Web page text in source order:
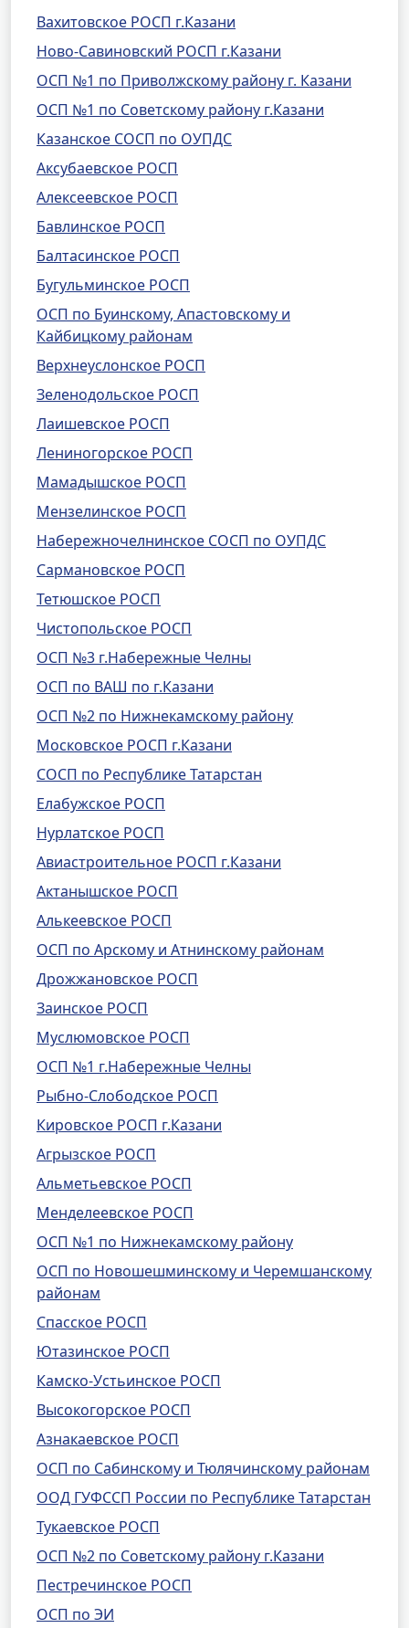
Вахитовское РОСП г.Казани
Ново-Савиновский РОСП г.Казани
ОСП №1 по Приволжскому району г. Казани
ОСП №1 по Советскому району г.Казани
Казанское СОСП по ОУПДС
Аксубаевское РОСП
Алексеевское РОСП
Бавлинское РОСП
Балтасинское РОСП
Бугульминское РОСП
ОСП по Буинскому, Апастовскому и
Кайбицкому районам
Верхнеуслонское РОСП
Зеленодольское РОСП
Лаишевское РОСП
Лениногорское РОСП
Мамадышское РОСП
Мензелинское РОСП
Набережночелнинское СОСП по ОУПДС
Сармановское РОСП
Тетюшское РОСП
Чистопольское РОСП
ОСП №3 г.Набережные Челны
ОСП по ВАШ по г.Казани
ОСП №2 по Нижнекамскому району
Московское РОСП г.Казани
СОСП по Республике Татарстан
Елабужское РОСП
Нурлатское РОСП
Авиастроительное РОСП г.Казани
Актанышское РОСП
Алькеевское РОСП
ОСП по Арскому и Атнинскому районам
Дрожжановское РОСП
Заинское РОСП
Муслюмовское РОСП
ОСП №1 г.Набережные Челны
Рыбно-Слободское РОСП
Кировское РОСП г.Казани
Агрызское РОСП
Альметьевское РОСП
Менделеевское РОСП
ОСП №1 по Нижнекамскому району
ОСП по Новошешминскому и Черемшанскому
районам
Спасское РОСП
Ютазинское РОСП
Камско-Устьинское РОСП
Высокогорское РОСП
Азнакаевское РОСП
ОСП по Сабинскому и Тюлячинскому районам
ООД ГУФССП России по Республике Татарстан
Тукаевское РОСП
ОСП №2 по Советскому району г.Казани
Пестречинское РОСП
ОСП по ЭИ